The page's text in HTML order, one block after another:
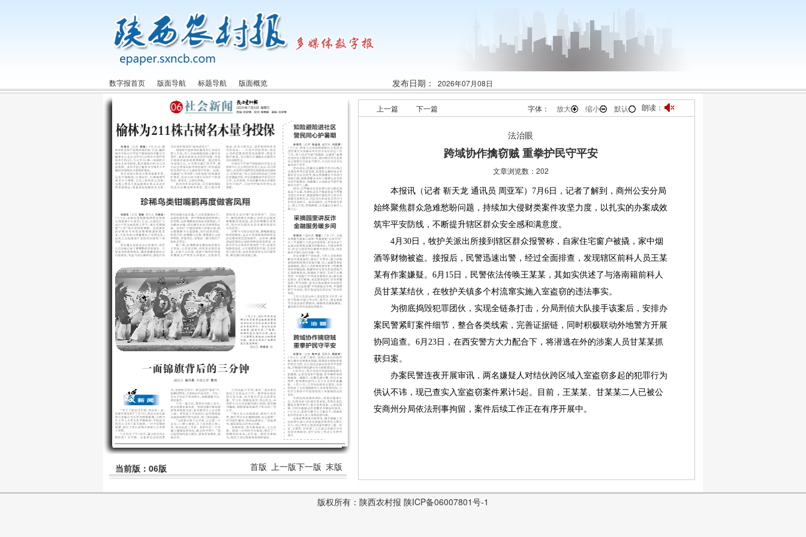
数字报首页 版面导航 标题导航 版面概览 发布日期： 2026年07月08日
当前版：06版 首版 上一版下一版 末版
上一篇 下一篇 字体： 放大 缩小 默认 朗读：
法治眼
跨域协作擒窃贼 重拳护民守平安
文章浏览数：202
本报讯（记者 靳天龙 通讯员 周亚军）7月6日，记者了解到，商州公安分局
始终聚焦群众急难愁盼问题，持续加大侵财类案件攻坚力度，以扎实的办案成效
筑牢平安防线，不断提升辖区群众安全感和满意度。
4月30日，牧护关派出所接到辖区群众报警称，自家住宅窗户被撬，家中烟
酒等财物被盗。接报后，民警迅速出警，经过全面排查，发现辖区前科人员王某
某有作案嫌疑。6月15日，民警依法传唤王某某，其如实供述了与洛南籍前科人
员甘某某结伙，在牧护关镇多个村流窜实施入室盗窃的违法事实。
为彻底捣毁犯罪团伙，实现全链条打击，分局刑侦大队接手该案后，安排办
案民警紧盯案件细节，整合各类线索，完善证据链，同时积极联动外地警方开展
协同追查。6月23日，在西安警方大力配合下，将潜逃在外的涉案人员甘某某抓
获归案。
办案民警连夜开展审讯，两名嫌疑人对结伙跨区域入室盗窃多起的犯罪行为
供认不讳，现已查实入室盗窃案件累计5起。目前，王某某、甘某某二人已被公
安商州分局依法刑事拘留，案件后续工作正在有序开展中。
版权所有：陕西农村报 陕ICP备06007801号-1